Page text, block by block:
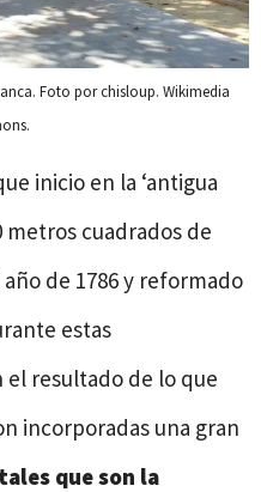
Foto por chisloup. Wikimedia
inicio en la ‘antigua
metros cuadrados de
de 1786 y reformado
estas
resultado de lo que
incorporadas una gran
que son la